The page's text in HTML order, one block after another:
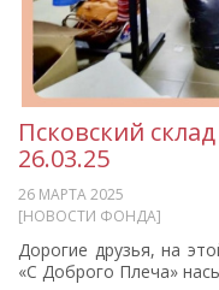
Псковский
26.03.25
26 МАРТА 2025
[НОВОСТИ ФОНДА]
Дорогие друзья, на
«С Доброго Плеча»